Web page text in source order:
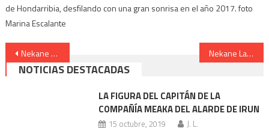
de Hondarribia, desfilando con una gran sonrisa en el año 2017. foto
Marina Escalante
Navegación
de
Nekane Larruskain Cantinera Compañía Kosta con abanico 2007 Nekane Larruskain Cantinera Compañía Kosta desfilando 2007
NOTICIAS DESTACADAS
LA FIGURA DEL CAPITÁN DE LA
COMPAÑÍA MEAKA DEL ALARDE DE IRUN
15 octubre, 2019 J. L.